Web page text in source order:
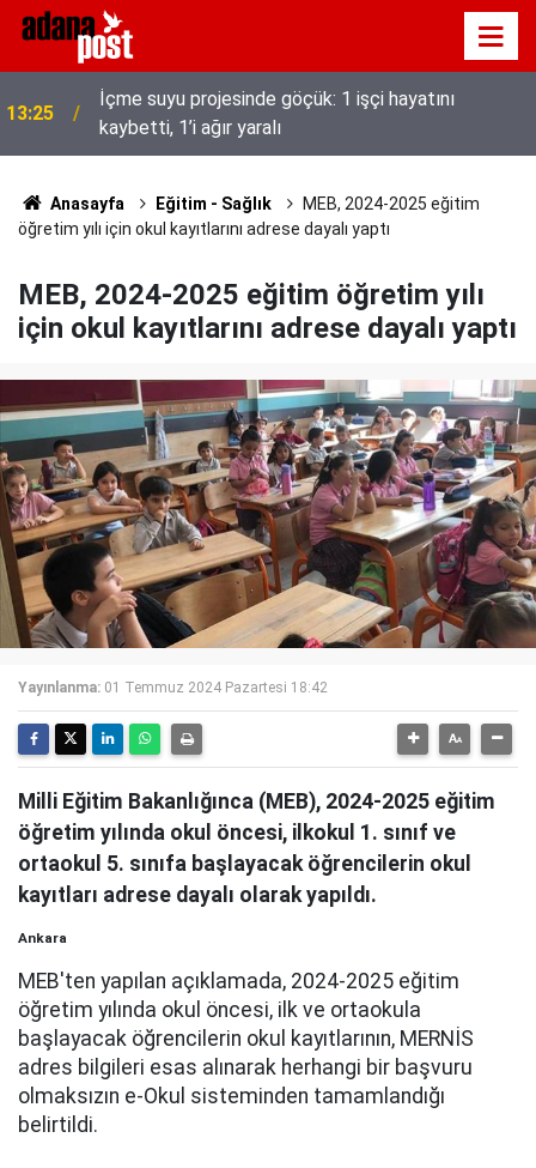
13:25
İçme suyu projesinde göçük: 1 işçi hayatını
kaybetti, 1’i ağır yaralı
13:17
Adana’da Huzur ve Güven uygulaması: 62 aranan
şahıs yakalandı, 3 milyon 924 bin TL ceza kesildi
Anasayfa Eğitim - Sağlık
MEB, 2024-2025 eğitim
öğretim yılı için okul kayıtlarını adrese dayalı yaptı
MEB, 2024-2025 eğitim öğretim yılı
için okul kayıtlarını adrese dayalı yaptı
Yayınlanma: 01 Temmuz 2024 Pazartesi 18:42
Milli Eğitim Bakanlığınca (MEB), 2024-2025 eğitim
öğretim yılında okul öncesi, ilkokul 1. sınıf ve
ortaokul 5. sınıfa başlayacak öğrencilerin okul
kayıtları adrese dayalı olarak yapıldı.
Ankara
MEB'ten yapılan açıklamada, 2024-2025 eğitim
öğretim yılında okul öncesi, ilk ve ortaokula
başlayacak öğrencilerin okul kayıtlarının, MERNİS
adres bilgileri esas alınarak herhangi bir başvuru
olmaksızın e-Okul sisteminden tamamlandığı
belirtildi.